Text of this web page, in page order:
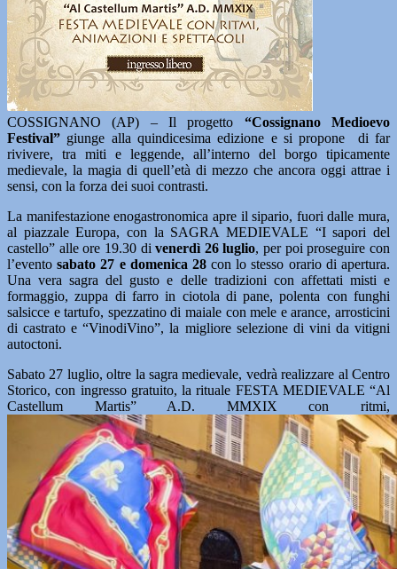
COSSIGNANO (AP) – Il progetto “Cossignano Medioevo
Festival” giunge alla quindicesima edizione e si propone di far
rivivere, tra miti e leggende, all’interno del borgo tipicamente
medievale, la magia di quell’età di mezzo che ancora oggi attrae i
sensi, con la forza dei suoi contrasti.
La manifestazione enogastronomica apre il sipario, fuori dalle mura,
al piazzale Europa, con la SAGRA MEDIEVALE “I sapori del
castello” alle ore 19.30 di venerdì 26 luglio, per poi proseguire con
l’eventosabato 27 e domenica 28con lo stesso orario di apertura.
Una vera sagra del gusto e delle tradizioni con affettati misti e
formaggio, zuppa di farro in ciotola di pane, polenta con funghi
salsicce e tartufo, spezzatino di maiale con mele e arance, arrosticini
di castrato e “VinodiVino”, la migliore selezione di vini da vitigni
autoctoni.
Sabato 27 luglio, oltre la sagra medievale, vedrà realizzare al Centro
Storico, con ingresso gratuito, la rituale FESTA MEDIEVALE “Al
Castellum Martis” A.D. MMXIX con ritmi,